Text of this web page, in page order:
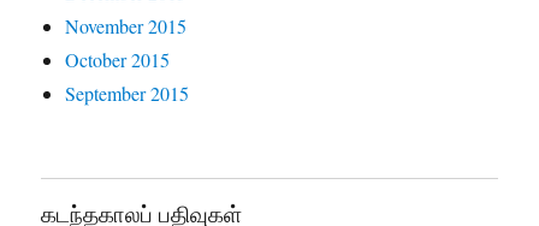
November 2015
October 2015
September 2015
கடந்தகாலப் பதிவுகள்